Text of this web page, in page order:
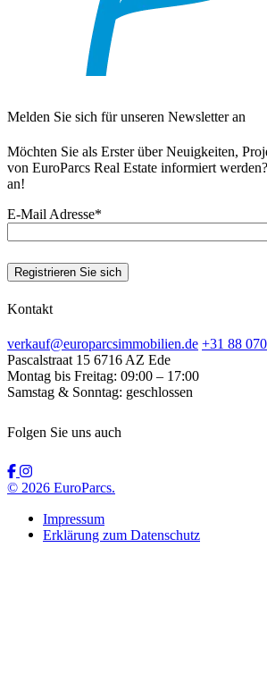
Melden Sie sich für unseren Newsletter an
Möchten Sie als Erster über Neuigkeiten,
von EuroParcs Real Estate informiert
an!
E-Mail Adresse*
Registrieren Sie sich
Kontakt
verkauf@europarcsimmobilien.de +31 88
Pascalstraat 15 6716 AZ Ede
Montag bis Freitag: 09:00 – 17:00
Samstag & Sonntag: geschlossen
Folgen Sie uns auch
© 2026 EuroParcs.
Impressum
Erklärung zum Datenschutz